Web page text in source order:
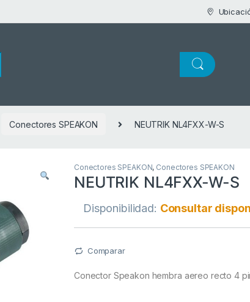
Conectores SPEAKON NEUTRIK NL4FXX-W-S
Conectores SPEAKON, Conectores SPEAKON
NEUTRIK NL4FXX-W-S
Disponibilidad: Consultar
Comparar
Conector Speakon hembra aereo recto 4